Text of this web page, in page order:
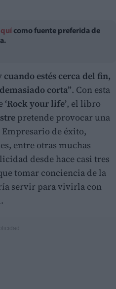
como fuente preferida de
estés cerca del fin,
corta”. Con esta
‘Rock your life’, el libro
pretende provocar una
de éxito,
entre otras muchas
desde hace casi tres
tomar conciencia de la
servir para vivirla con